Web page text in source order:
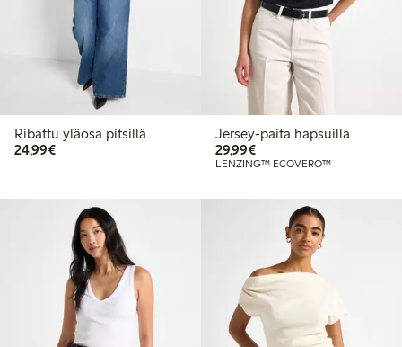
Ribattu yläosa pitsillä
24,99€24,99 €
Jersey-paita hapsuilla
29,99€29,99 €
LENZING™ ECOVERO™